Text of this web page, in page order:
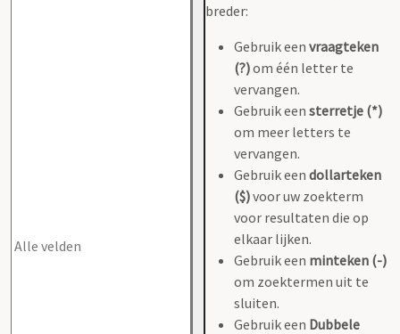
breder:
Gebruik een vraagteken
(?)om één letter te
vervangen.
Gebruik een sterretje (*)
om meer letters te
vervangen.
Gebruik een dollarteken
($)voor uw zoekterm
voor resultaten die op
elkaar lijken.
Gebruik een minteken (-)
om zoektermen uit te
sluiten.
Gebruik een Dubbele